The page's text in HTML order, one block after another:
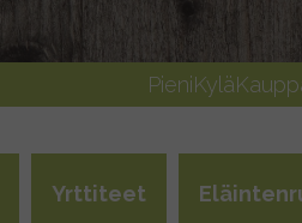
Yrttiteet